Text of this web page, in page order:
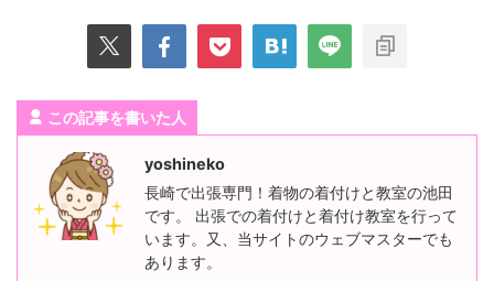
この記事を書いた人
yoshineko
長崎で出張専門！着物の着付けと教室の池田
です。 出張での着付けと着付け教室を行って
います。又、当サイトのウェブマスターでも
あります。